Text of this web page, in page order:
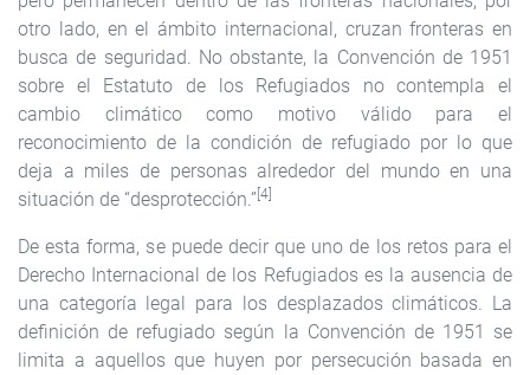
otro lado, en el ámbito internacional, cruzan fronteras en
busca de seguridad. No obstante, la Convención de 1951
sobre el Estatuto de los Refugiados no contempla el
cambio climático como motivo válido para el
reconocimiento de la condición de refugiado por lo que
deja a miles de personas alrededor del mundo en una
situación de “desprotección.”[4]
De esta forma, se puede decir que uno de los retos para el
Derecho Internacional de los Refugiados es la ausencia de
una categoría legal para los desplazados climáticos. La
definición de refugiado según la Convención de 1951 se
limita a aquellos que huyen por persecución basada en